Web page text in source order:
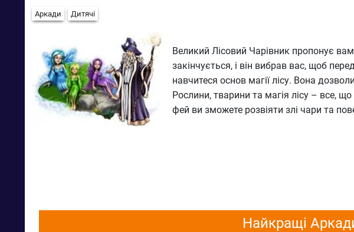
Аркади Дитячі
Великий Лісовий Чарівник пропонує
закінчується, і він вибрав вас, щоб
навчитеся основ магії лісу. Вона
Рослини, тварини та магія лісу – все,
фей ви зможете розвіяти злі чари та
Найкращі